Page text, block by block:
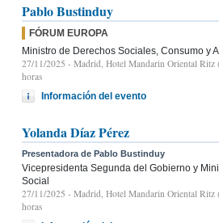
Pablo Bustinduy
FÓRUM EUROPA
Ministro de Derechos Sociales, Consumo y
27/11/2025 - Madrid, Hotel Mandarin Oriental Ritz
horas
Información del evento
Yolanda Díaz Pérez
Presentadora de Pablo Bustinduy
Vicepresidenta Segunda del Gobierno y
Social
27/11/2025 - Madrid, Hotel Mandarin Oriental Ritz
horas